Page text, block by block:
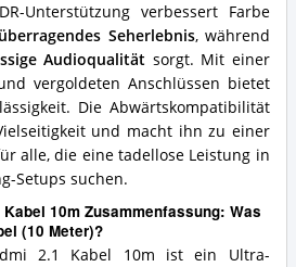
Unterstützung verbessert Farbe
überragendes Seherlebnis, während
Audioqualität sorgt. Mit einer
vergoldeten Anschlüssen bietet
Die Abwärtskompatibilität
und macht ihn zu einer
alle, die eine tadellose Leistung in
Setups suchen.
10m Zusammenfassung: Was
(10 Meter)?
2.1 Kabel 10m ist ein Ultra-